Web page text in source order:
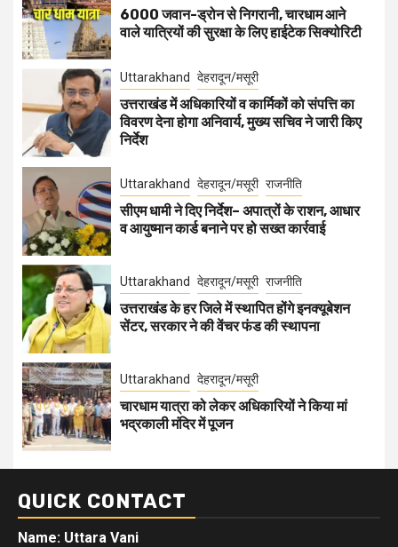
6000 जवान-ड्रोन से निगरानी, चारधाम आने
वाले यात्रियों की सुरक्षा के लिए हाईटेक सिक्योरिटी
Uttarakhand देहरादून/मसूरी
उत्तराखंड में अधिकारियों व कार्मिकों को संपत्ति का
विवरण देना होगा अनिवार्य, मुख्य सचिव ने जारी किए
निर्देश
Uttarakhand देहरादून/मसूरी राजनीति
सीएम धामी ने दिए निर्देश– अपात्रों के राशन, आधार
व आयुष्मान कार्ड बनाने पर हो सख्त कार्रवाई
Uttarakhand देहरादून/मसूरी राजनीति
उत्तराखंड के हर जिले में स्थापित होंगे इनक्यूबेशन
सेंटर, सरकार ने की वेंचर फंड की स्थापना
Uttarakhand देहरादून/मसूरी
चारधाम यात्रा को लेकर अधिकारियों ने किया मां
भद्रकाली मंदिर में पूजन
QUICK CONTACT
Name: Uttara Vani